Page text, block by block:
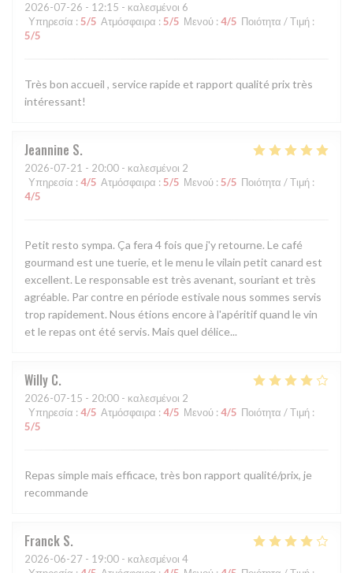
2026-07-26 - 12:15 - καλεσμένοι 6
Υπηρεσία : 5/5 Ατμόσφαιρα : 5/5 Μενού : 4/5 Ποιότητα / Τιμή :
5/5
Très bon accueil , service rapide et rapport qualité prix très
intéressant!
Jeannine S
2026-07-21 - 20:00 - καλεσμένοι 2
Υπηρεσία : 4/5 Ατμόσφαιρα : 5/5 Μενού : 5/5 Ποιότητα / Τιμή :
4/5
Petit resto sympa. Ça fera 4 fois que j'y retourne. Le café
gourmand est une tuerie, et le menu le vilain petit canard est
excellent. Le responsable est très avenant, souriant et très
agréable. Par contre en période estivale nous sommes servis
trop rapidement. Nous étions encore à l'apéritif quand le vin
et le repas ont été servis. Mais quel délice...
Willy C
2026-07-15 - 20:00 - καλεσμένοι 2
Υπηρεσία : 4/5 Ατμόσφαιρα : 4/5 Μενού : 4/5 Ποιότητα / Τιμή :
5/5
Repas simple mais efficace, très bon rapport qualité/prix, je
recommande
Franck S
2026-06-27 - 19:00 - καλεσμένοι 4